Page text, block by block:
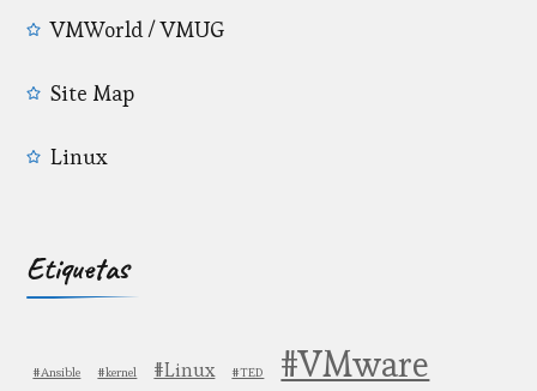
VMWorld / VMUG
Site Map
Linux
Etiquetas
#Ansible #kernel #Linux #TED #VMware